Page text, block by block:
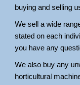
buying and selling
We sell a wide
stated on each
you have any
We also buy any
horticultural